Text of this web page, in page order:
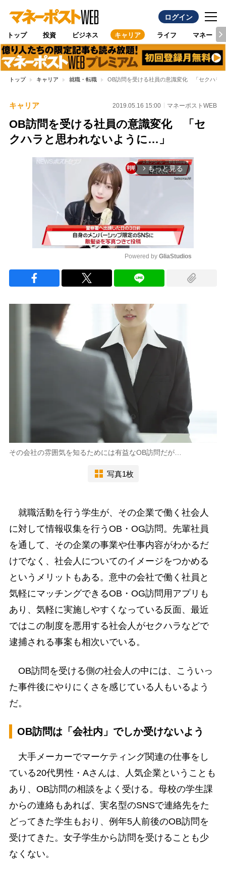
ログイン
トップ 投資 ビジネス キャリア ライフ マネー
トップ キャリア 就職・転職 OB訪問を受ける社員の意識変化 「セクハラ
キャリア 2019.05.16 15:00 マネーポストWEB
OB訪問を受ける社員の意識変化 「セ
クハラと思われないように…」
arrow_forward_ios もっと見る
Powered by GliaStudios
その会社の雰囲気を知るためには有益なOB訪問だが…
写真1枚
就職活動を行う学生が、その企業で働く社会人
に対して情報収集を行うOB・OG訪問。先輩社員
を通して、その企業の事業や仕事内容がわかるだ
けでなく、社会人についてのイメージをつかめる
というメリットもある。意中の会社で働く社員と
気軽にマッチングできるOB・OG訪問用アプリも
あり、気軽に実施しやすくなっている反面、最近
ではこの制度を悪用する社会人がセクハラなどで
逮捕される事案も相次いでいる。
OB訪問を受ける側の社会人の中には、こういっ
た事件後にやりにくさを感じている人もいるよう
だ。
OB訪問は「会社内」でしか受けないよう
大手メーカーでマーケティング関連の仕事をし
ている20代男性・Aさんは、人気企業ということも
あり、OB訪問の相談をよく受ける。母校の学生課
からの連絡もあれば、実名型のSNSで連絡先をた
どってきた学生もおり、例年5人前後のOB訪問を
受けてきた。女子学生から訪問を受けることも少
なくない。